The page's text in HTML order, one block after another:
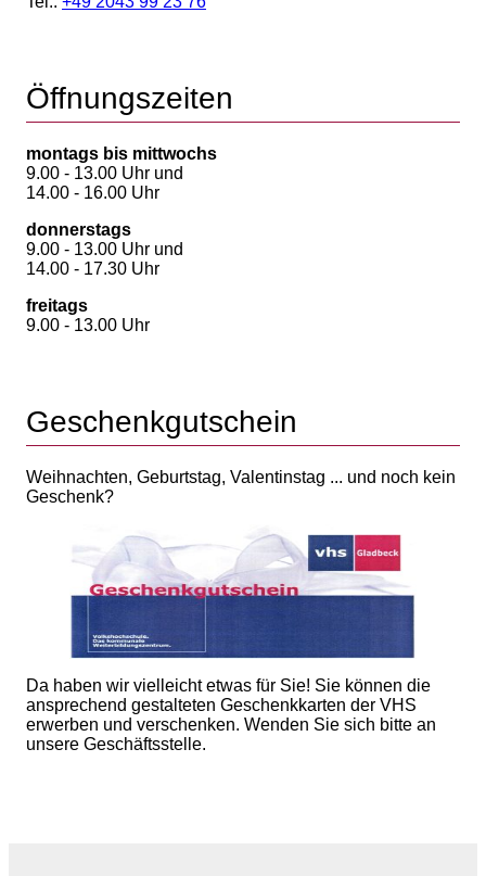
Öffnungszeiten
montags bis mittwochs
9.00 - 13.00 Uhr und
14.00 - 16.00 Uhr
donnerstags
9.00 - 13.00 Uhr und
14.00 - 17.30 Uhr
freitags
9.00 - 13.00 Uhr
Geschenkgutschein
Weihnachten, Geburtstag, Valentinstag ... und noch kein
Geschenk?
Da haben wir vielleicht etwas für Sie! Sie können die
ansprechend gestalteten Geschenkkarten der VHS
erwerben und verschenken. Wenden Sie sich bitte an
unsere Geschäftsstelle.